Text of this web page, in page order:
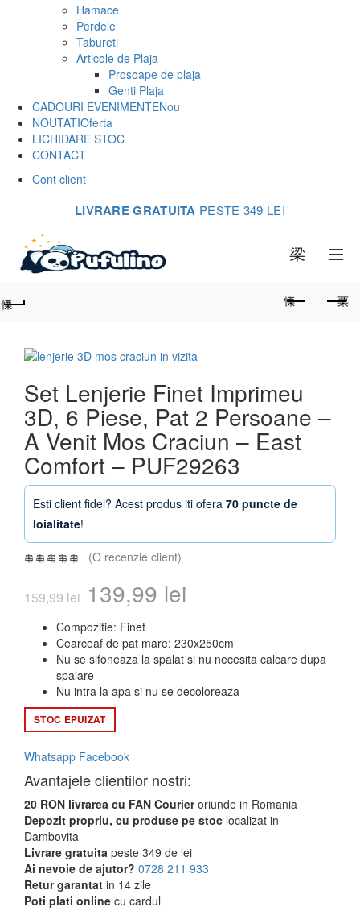
Hamace
Perdele
Tabureti
Articole de Plaja
Prosoape de plaja
Genti Plaja
CADOURI EVENIMENTENou
NOUTATIOferta
LICHIDARE STOC
CONTACT
Cont client
LIVRARE GRATUITA PESTE 349 LEI
Set Lenjerie Finet Imprimeu
3D, 6 Piese, Pat 2 Persoane –
A Venit Mos Craciun – East
Comfort – PUF29263
Esti client fidel? Acest produs iti ofera 70 puncte de
loialitate!
(O recenzie client)
159,99lei Prețul
inițial
a
fost:
159,99 lei.
139,99 lei
este:
139,99 lei.
Compozitie: Finet
Cearceaf de pat mare: 230x250cm
Nu se sifoneaza la spalat si nu necesita calcare dupa
spalare
Nu intra la apa si nu se decoloreaza
STOC EPUIZAT
Whatsapp Facebook
Avantajele clientilor nostri:
20 RON livrarea cu FAN Courieroriunde in Romania
Depozit propriu, cu produse pe stoc localizat in
Dambovita
Livrare gratuita peste 349 de lei
Ai nevoie de ajutor? 0728 211 933
Retur garantat in 14 zile
Poti plati online cu cardul